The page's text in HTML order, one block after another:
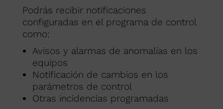
Podrás recibir notificaciones
configuradas en el programa de control
como:
Avisos y alarmas de anomalías en los
equipos
Notificación de cambios en los
parámetros de control
Otras incidencias programadas